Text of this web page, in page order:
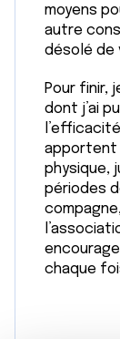
moyens
autre
désolé de
Pour finir,
dont j’ai
apportent
physique,
périodes
chaque